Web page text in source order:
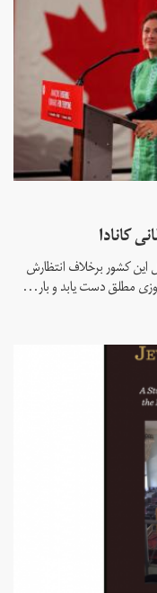
کانادا
این کشور برخلاف انتظارش
مطلق دست یابد و بار...